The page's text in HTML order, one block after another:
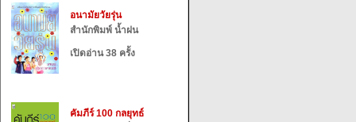
อนามัยวัยรุ่น
สำนักพิมพ์ น้ำฝน
เปิดอ่าน 38 ครั้ง
คัมภีร์ 100 กลยุทธ์